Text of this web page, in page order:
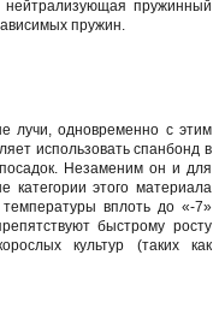
нейтрализующая пружинный
пружин.
лучи, одновременно с этим
использовать спанбонд в
Незаменим он и для
категории этого материала
вплоть до «-7»
быстрому росту
культур (таких как